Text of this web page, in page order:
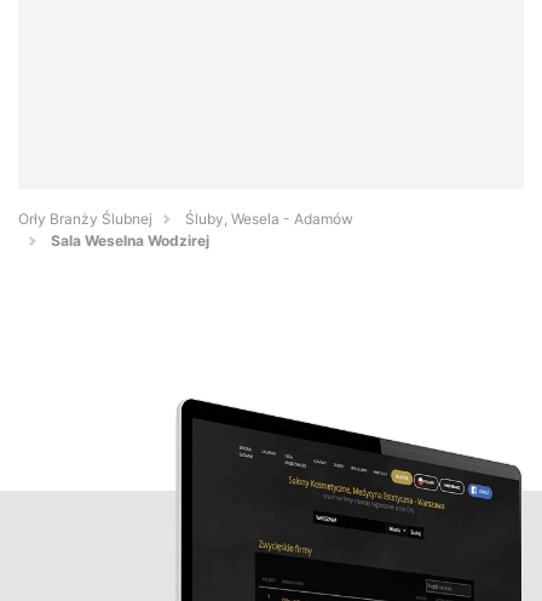
Orły Branży Ślubnej
Śluby, Wesela - Adamów
Sala Weselna Wodzirej